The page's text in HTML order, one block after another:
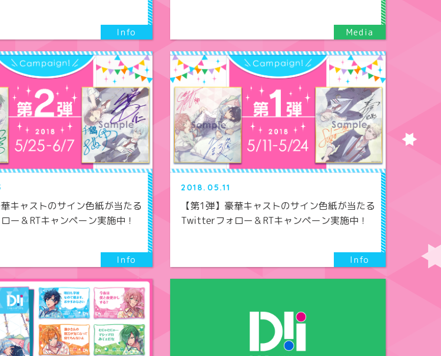
華キャストのサイン色紙が当たる
ー＆RTキャンペーン実施中！
2018.05.11
【第1弾】豪華キャストのサイン色紙が当たる
Twitterフォロー＆RTキャンペーン実施中！